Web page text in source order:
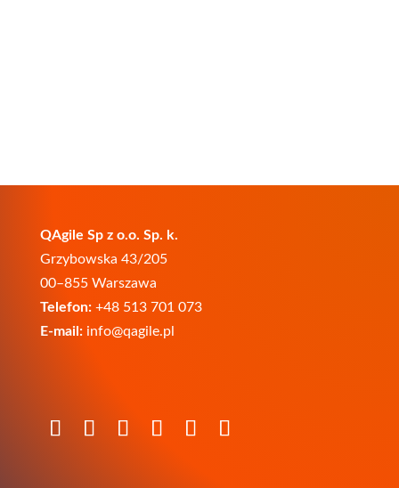
QAgile Sp z o.o. Sp. k.
Grzybowska 43/205
00–855 Warszawa
Telefon: +48 513 701 073
E-mail: info@qagile.pl